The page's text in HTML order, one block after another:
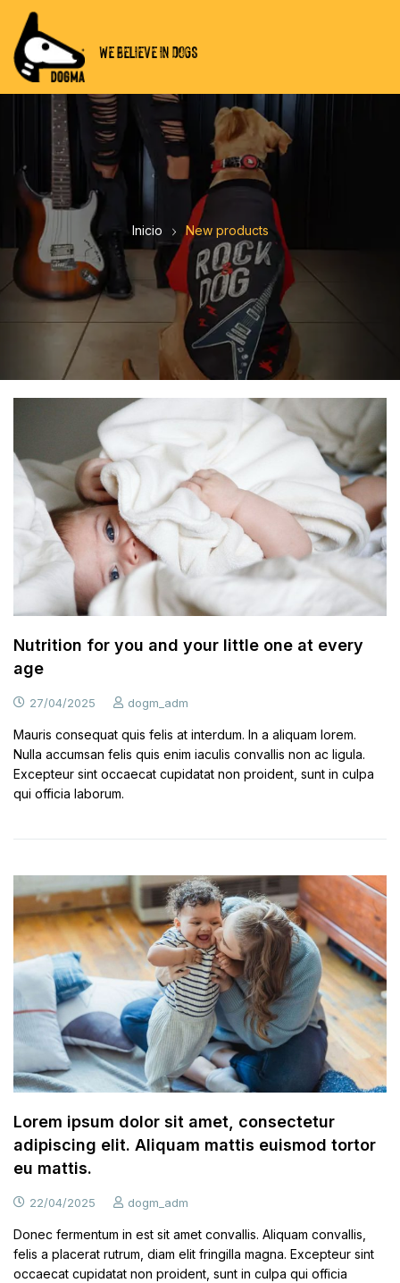
WE BELIEVE IN DOGS
Inicio New products
Nutrition for you and your little one at every
age
27/04/2025 dogm_adm
Mauris consequat quis felis at interdum. In a aliquam lorem.
Nulla accumsan felis quis enim iaculis convallis non ac ligula.
Excepteur sint occaecat cupidatat non proident, sunt in culpa
qui officia laborum.
Lorem ipsum dolor sit amet, consectetur
adipiscing elit. Aliquam mattis euismod tortor
eu mattis.
22/04/2025 dogm_adm
Donec fermentum in est sit amet convallis. Aliquam convallis,
felis a placerat rutrum, diam elit fringilla magna. Excepteur sint
occaecat cupidatat non proident, sunt in culpa qui officia